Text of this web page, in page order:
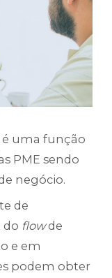
é uma função
PME sendo
negócio.
de
do flowde
e em
podem obter